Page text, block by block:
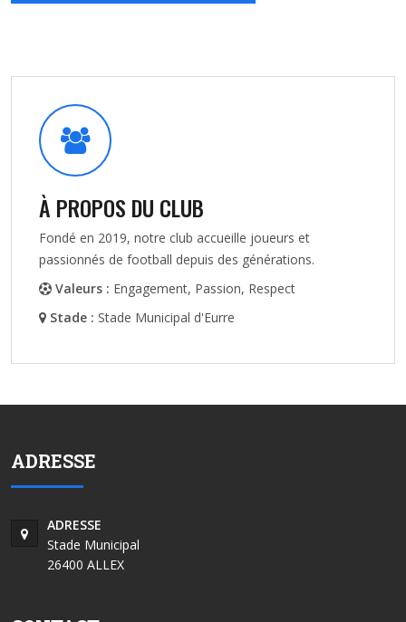
À PROPOS DU CLUB
Fondé en 2019, notre club accueille joueurs et
passionnés de football depuis des générations.
Valeurs : Engagement, Passion, Respect
Stade : Stade Municipal d'Eurre
ADRESSE
ADRESSE
Stade Municipal
26400 ALLEX